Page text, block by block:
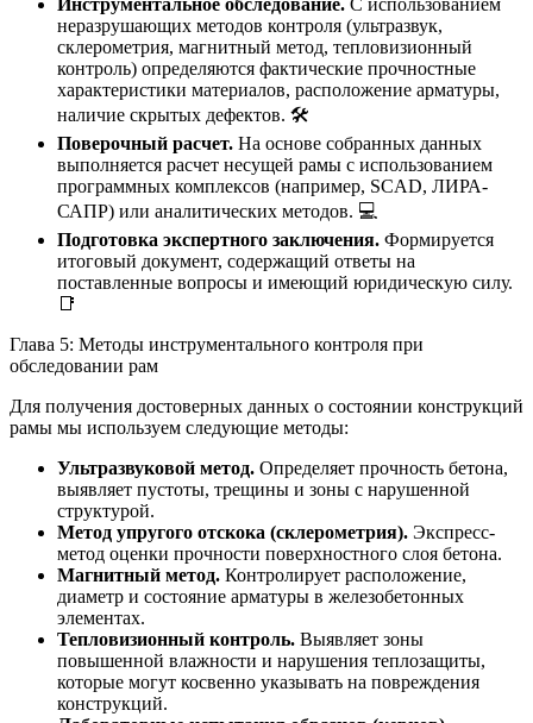
неразрушающих методов контроля (ультразвук,
склерометрия, магнитный метод, тепловизионный
контроль) определяются фактические прочностные
характеристики материалов, расположение арматуры,
наличие скрытых дефектов. 🛠️
Поверочный расчет. На основе собранных данных
выполняется расчет несущей рамы с использованием
программных комплексов (например, SCAD, ЛИРА-
САПР) или аналитических методов. 💻
Подготовка экспертного заключения. Формируется
итоговый документ, содержащий ответы на
поставленные вопросы и имеющий юридическую силу.
📑
Глава 5: Методы инструментального контроля при
обследовании рам
Для получения достоверных данных о состоянии конструкций
рамы мы используем следующие методы:
Ультразвуковой метод. Определяет прочность бетона,
выявляет пустоты, трещины и зоны с нарушенной
структурой.
Метод упругого отскока (склерометрия). Экспресс-
метод оценки прочности поверхностного слоя бетона.
Магнитный метод. Контролирует расположение,
диаметр и состояние арматуры в железобетонных
элементах.
Тепловизионный контроль. Выявляет зоны
повышенной влажности и нарушения теплозащиты,
которые могут косвенно указывать на повреждения
конструкций.